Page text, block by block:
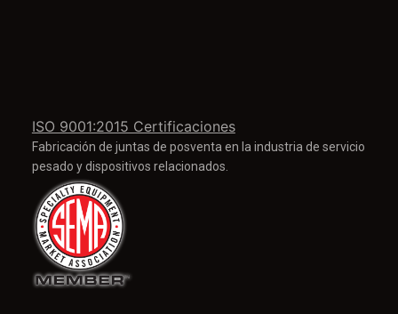
ISO 9001:2015 Certificaciones
Fabricación de juntas de posventa en la industria de servicio
pesado y dispositivos relacionados.